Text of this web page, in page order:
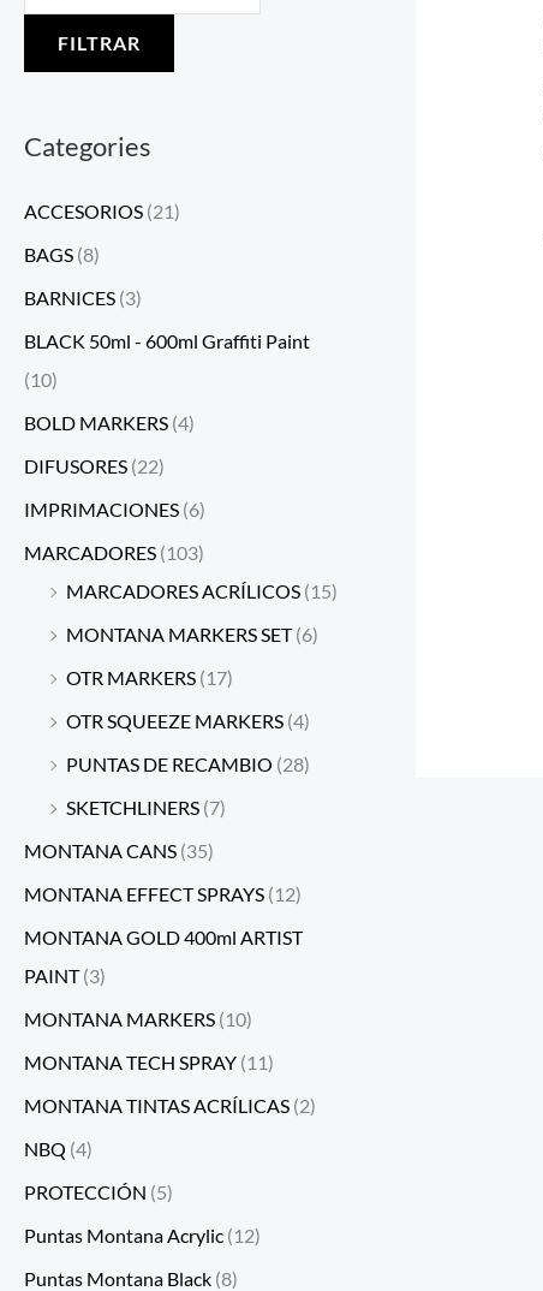
FILTRAR
Categories
ACCESORIOS (21)
BAGS (8)
BARNICES (3)
BLACK 50ml - 600ml Graffiti Paint
(10)
BOLD MARKERS (4)
DIFUSORES (22)
IMPRIMACIONES (6)
MARCADORES (103)
MARCADORES ACRÍLICOS (15)
MONTANA MARKERS SET (6)
OTR MARKERS (17)
OTR SQUEEZE MARKERS (4)
PUNTAS DE RECAMBIO (28)
SKETCHLINERS (7)
MONTANA CANS (35)
MONTANA EFFECT SPRAYS (12)
MONTANA GOLD 400ml ARTIST
PAINT (3)
MONTANA MARKERS (10)
MONTANA TECH SPRAY (11)
MONTANA TINTAS ACRÍLICAS (2)
NBQ (4)
PROTECCIÓN (5)
Puntas Montana Acrylic (12)
Puntas Montana Black (8)